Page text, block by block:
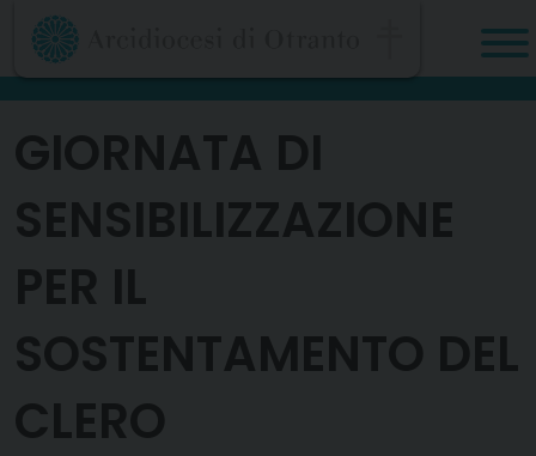
Skip
content
GIORNATA DI
SENSIBILIZZAZIONE
PER IL
SOSTENTAMENTO DEL
CLERO